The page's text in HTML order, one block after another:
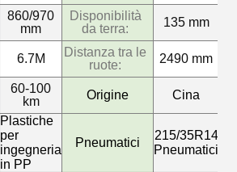
860/970
mm
Disponibilità
da terra:
135 mm
6.7M
Distanza tra le
ruote:
2490 mm
60-100
km
Origine Cina
Plastiche
per
ingegneria
in PP
Pneumatici
215/35R14
Pneumatici